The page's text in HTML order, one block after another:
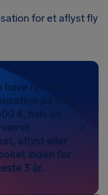
for et aflyst fly
have ret til en
på helt
€, hvis dit
aflyst eller
inden for
3 år.